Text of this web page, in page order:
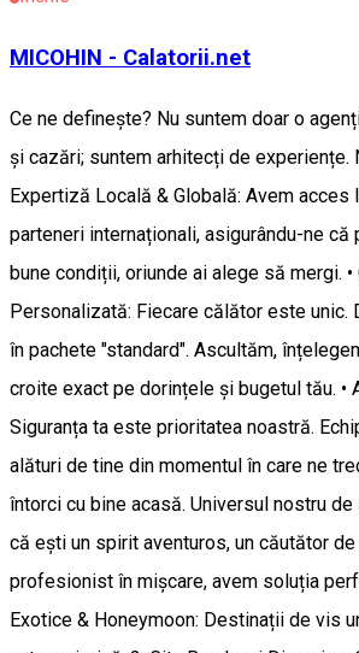
MICOHIN - Calatorii.net
Ce ne definește? Nu suntem doar o
și cazări; suntem arhitecți de experiențe.
Expertiză Locală & Globală: Avem acces
parteneri internaționali, asigurându-ne
bune condiții, oriunde ai alege să mergi. •
Personalizată: Fiecare călător este unic.
în pachete "standard". Ascultăm,
croite exact pe dorințele și bugetul tău. •
Siguranța ta este prioritatea noastră.
alături de tine din momentul în care ne
întorci cu bine acasă. Universul nostru
că ești un spirit aventuros, un căutător
profesionist în mișcare, avem soluția
Exotice & Honeymoon: Destinații de vis